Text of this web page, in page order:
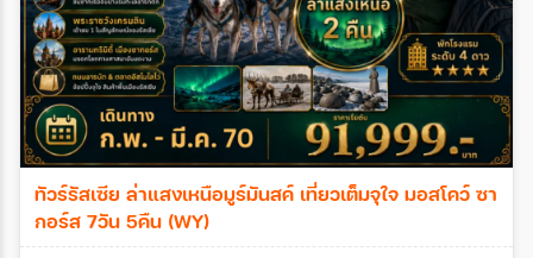
ทัวร์รัสเซีย ล่าแสงเหนือมูร์มันสค์ เที่ยวเต็มจุใจ มอสโคว์ ซา
กอร์ส 7วัน 5คืน (WY)